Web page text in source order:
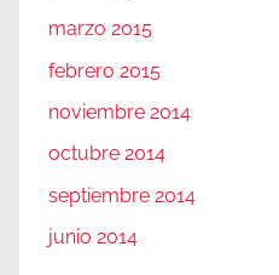
marzo 2015
febrero 2015
noviembre 2014
octubre 2014
septiembre 2014
junio 2014